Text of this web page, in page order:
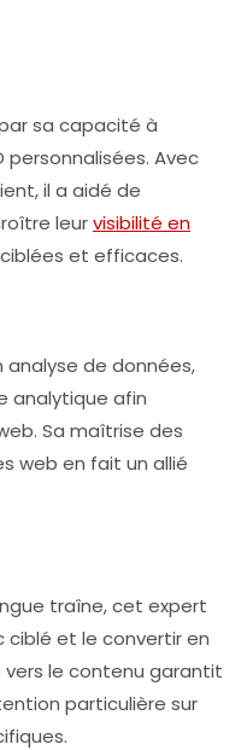
sa capacité à
personnalisées. Avec
il a aidé de
leurvisibilité en
et efficaces.
analyse de données,
analytique afin
Sa maîtrise des
web en fait un allié
traîne, cet expert
et le convertir en
le contenu garantit
particulière sur